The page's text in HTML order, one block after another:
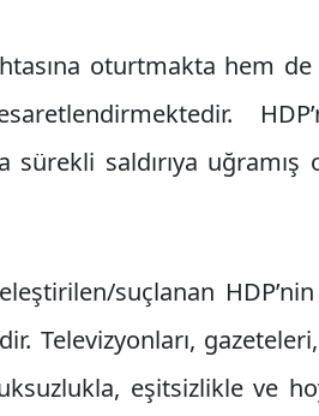
oturtmakta hem de
sürekli saldırıya
suçlanan
Televizyonları,
eşitsizlikle ve